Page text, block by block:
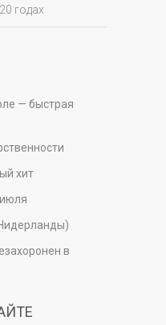
годах
— быстрая
хит
в